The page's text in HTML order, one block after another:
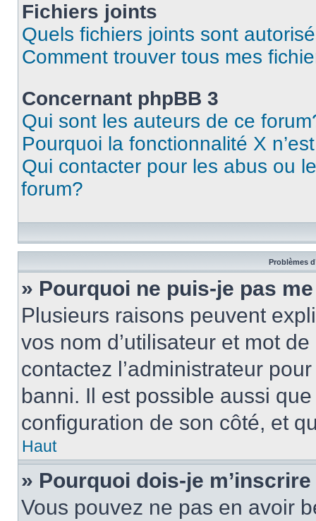
Fichiers joints
Quels fichiers joints sont
Comment trouver tous mes
Concernant phpBB 3
Qui sont les auteurs de ce
Pourquoi la fonctionnalité X
Qui contacter pour les abus ou
forum?
Problèmes
» Pourquoi ne puis-je pas
Plusieurs raisons peuvent
vos nom d’utilisateur et mot
contactez l’administrateur
banni. Il est possible aussi
configuration de son côté, et
Haut
» Pourquoi dois-je
Vous pouvez ne pas en avoir